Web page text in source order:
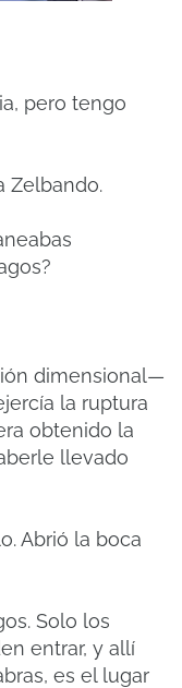
pero tengo
Zelbando.
dimensional—
la ruptura
obtenido la
llevado
Abrió la boca
Solo los
entrar, y allí
es el lugar